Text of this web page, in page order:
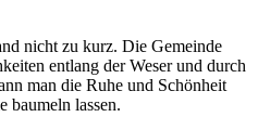
nicht zu kurz. Die Gemeinde
entlang der Weser und durch
man die Ruhe und Schönheit
baumeln lassen.